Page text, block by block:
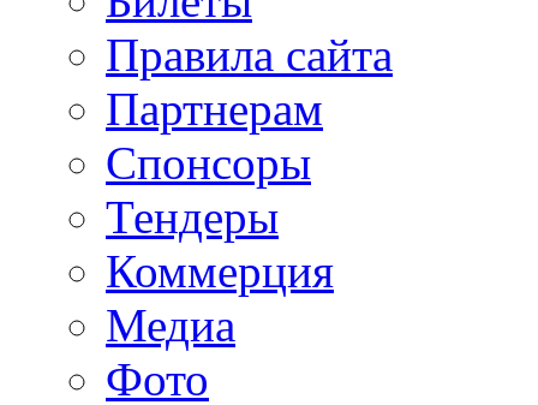
Правила сайта
Партнерам
Спонсоры
Тендеры
Коммерция
Медиа
Фото